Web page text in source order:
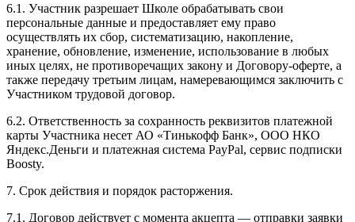
6.1. Участник разрешает Школе обрабатывать свои
персональные данные и предоставляет ему право
осуществлять их сбор, систематизацию, накопление,
хранение, обновление, изменение, использование в любых
иных целях, не противоречащих закону и Договору-оферте, а
также передачу третьим лицам, намеревающимся заключить с
Участником трудовой договор.
6.2. Ответственность за сохранность реквизитов платежной
карты Участника несет АО «Тинькофф Банк», ООО НКО
Яндекс.Деньги и платежная система PayPal, сервис подписки
Boosty.
7. Срок действия и порядок расторжения.
7.1. Договор действует с момента акцепта — отправки заявки